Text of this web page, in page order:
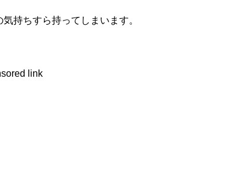
持ちすら持ってしまいます。
link